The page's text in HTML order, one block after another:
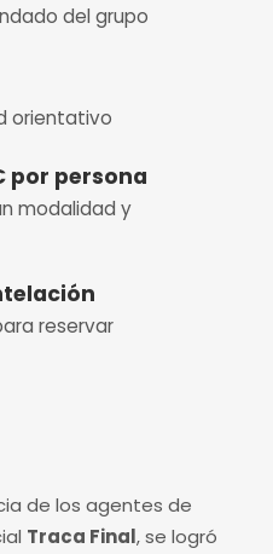
del grupo
orientativo
por persona
modalidad y
reservar
de los agentes de
Traca Final, se logró